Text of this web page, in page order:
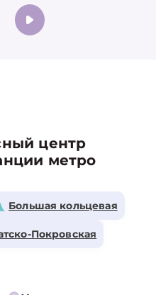
центр
метро
Большая кольцевая
Покровская